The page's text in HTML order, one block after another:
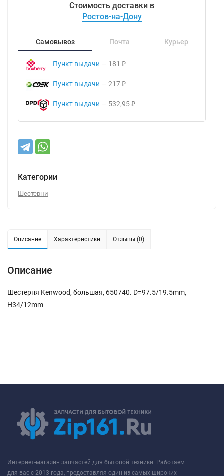
Стоимость доставки в
Ростов-на-Дону
Самовывоз Почта Курьер
Пункт выдачи 181 ₽
Пункт выдачи 217 ₽
Пункт выдачи 532,95 ₽
Категории
Шестерни
Описание Характеристики Отзывы (0)
Описание
Шестерня Kenwood, большая, 650740. D=97.5/19.5mm,
H34/12mm
Интернет-магазин запчастей для бытовой техники. Работаем
для вас с 2013 года, предоставляя один из самых широких